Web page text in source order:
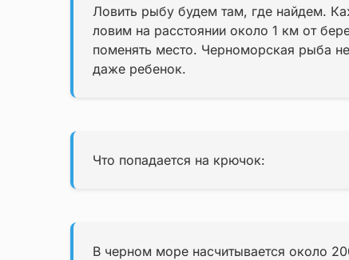
Ловить рыбу будем там, где найдем.
ловим на расстоянии около 1 км от
поменять место. Черноморская рыба
даже ребенок.
Что попадается на крючок:
В черном море насчитывается около